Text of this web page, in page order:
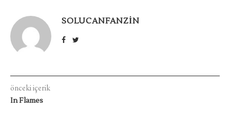
SOLUCANFANZIN
önceki içerik
In Flames